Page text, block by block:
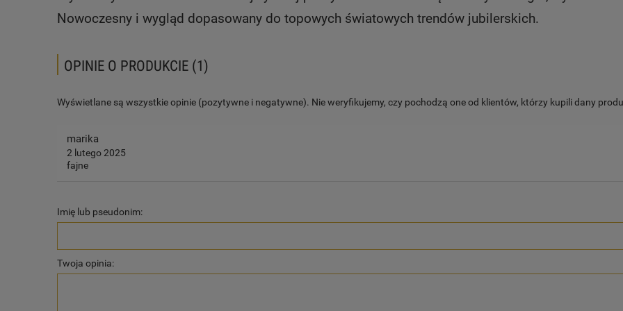
Nowoczesny i wygląd dopasowany do topowych światowych trendów jubilerskich.
OPINIE O PRODUKCIE (1)
Wyświetlane są wszystkie opinie (pozytywne i negatywne). Nie weryfikujemy, czy pochodzą one od klientów, którzy kupili dany
marika
2 lutego 2025
fajne
Imię lub pseudonim:
Twoja opinia: